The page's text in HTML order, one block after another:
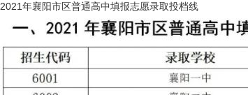
2021年襄阳市区普通高中填报志愿录取投档线